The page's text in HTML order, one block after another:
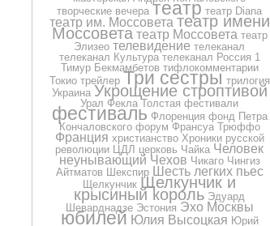
творческие вечера театр театр Diana
театр им. Моссовета театр имени
Моссовета театр Моссовета театр
Элизео телевидение телеканал
телеканал Культура телеканал Россия 1
Тимур Бекмамбетов тифлокомментарии
Токио трейлер Три сестры трилогия
Украина Укрощение строптивой
Урал Фекла Толстая фестивали
фестиваль Флоренция фонд Петра
Кончаловского форум Франсуа Трюффо
Франция христианство Хроники русской
революции ЦДЛ церковь Чайка Человек
неунывающий Чехов Чикаго Чингиз
Айтматов Шекспир Шесть легких пьес
Щелкунчик Щелкунчик и
крысиный король Эдуард
Шеварднадзе Эстония Эхо Москвы
юбилей Юлия Высоцкая Юрий